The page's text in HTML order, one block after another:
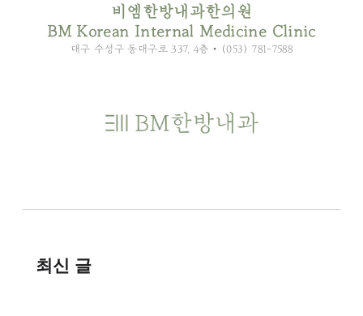
비엠한방내과한의원
BM Korean Internal Medicine Clinic
대구 수성구 동대구로 337, 4층 • (053) 781-7588
최신 글